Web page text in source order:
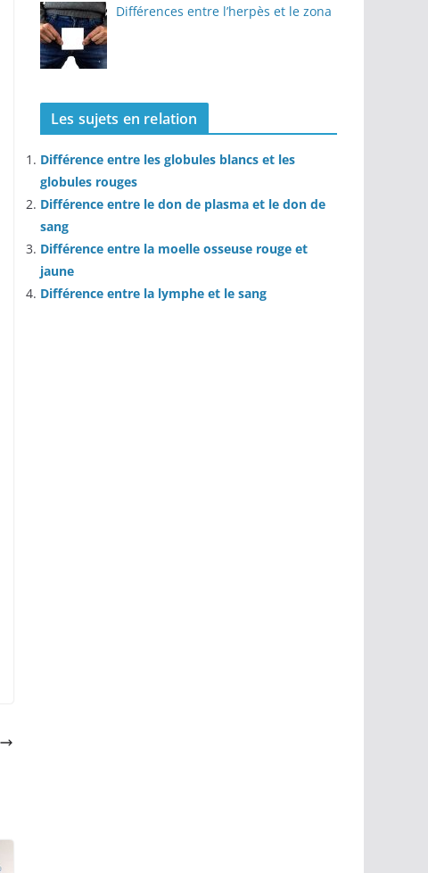
Différences entre l’herpès et le zona
Les sujets en relation
Différence entre les globules blancs et les
globules rouges
Différence entre le don de plasma et le don de
sang
Différence entre la moelle osseuse rouge et
jaune
Différence entre la lymphe et le sang